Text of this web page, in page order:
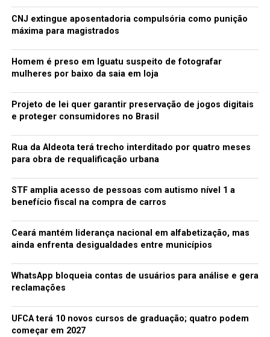
no nosso lado eletrônico. Agora, este virá com um peso
maior de rock.”
TÓPICOS RELACIONADOS: DELUQUI
A SEGUIR
Rodrigo Amarante libera primeiro single de seu disco
solo
NÃO PERCA
Mais in Concert homenageia Emílio Santiago
redacao
CNJ extingue aposentadoria compulsória como punição
máxima para magistrados
Homem é preso em Iguatu suspeito de fotografar
mulheres por baixo da saia em loja
Projeto de lei quer garantir preservação de jogos digitais
e proteger consumidores no Brasil
Rua da Aldeota terá trecho interditado por quatro meses
para obra de requalificação urbana
STF amplia acesso de pessoas com autismo nível 1 a
benefício fiscal na compra de carros
Ceará mantém liderança nacional em alfabetização, mas
ainda enfrenta desigualdades entre municípios
WhatsApp bloqueia contas de usuários para análise e gera
reclamações
UFCA terá 10 novos cursos de graduação; quatro podem
começar em 2027